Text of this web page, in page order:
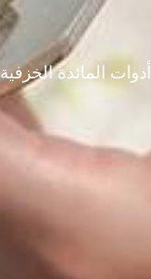
أدوات المائدة الخزفية